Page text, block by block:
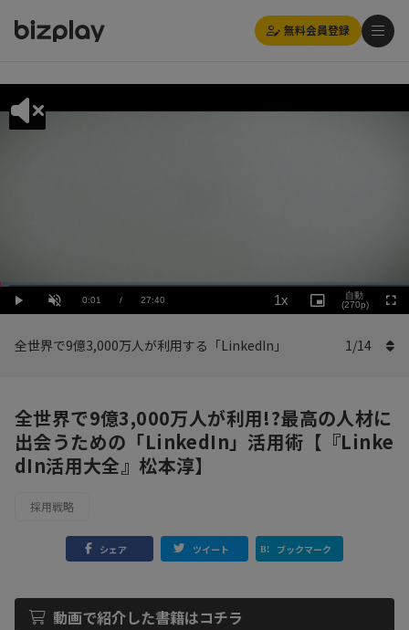
無料会員登録
Play UnmuteCurrent
0:01 / Duration
27:40
Loaded:
2.17%
1x
Rate
Picture-
in-
自動
(270p)
全世界で9億3,000万人が利用する「LinkedIn」 1/14
全世界で9億3,000万人が利用!?最高の人材に
出会うための「LinkedIn」活用術【『Linke
dIn活用大全』松本淳】
採用戦略
シェア ツイート ブックマーク
動画で紹介した書籍はコチラ